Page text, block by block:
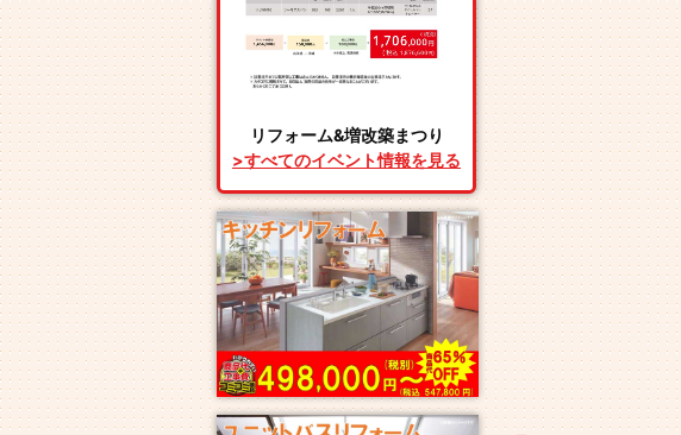
リフォーム&増改築まつり
>すべてのイベント情報を見る